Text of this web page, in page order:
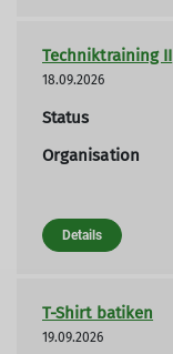
Techniktraining II
18.09.2026
Status
Organisation
Details
T-Shirt batiken
19.09.2026